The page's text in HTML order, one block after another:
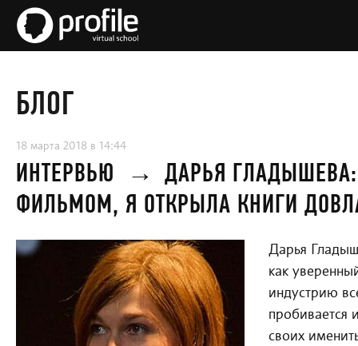
БЛОГ
18 марта 2018 в 14:44
ИНТЕРВЬЮ → ДАРЬЯ
ФИЛЬМОМ, Я ОТКРЫЛА КНИГИ
Дарья
как
индустрию
пробивается
своих